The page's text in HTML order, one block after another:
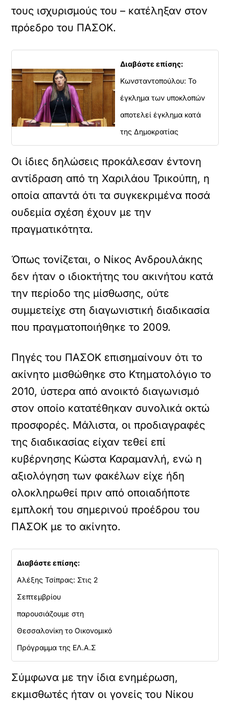
τους ισχυρισμούς του – κατέληξαν στον
πρόεδρο του ΠΑΣΟΚ.
Διαβάστε επίσης:
Κωνσταντοπούλου: Το
έγκλημα των υποκλοπών
αποτελεί έγκλημα κατά
της Δημοκρατίας
Οι ίδιες δηλώσεις προκάλεσαν έντονη
αντίδραση από τη Χαριλάου Τρικούπη, η
οποία απαντά ότι τα συγκεκριμένα ποσά
ουδεμία σχέση έχουν με την
πραγματικότητα.
Όπως τονίζεται, ο Νίκος Ανδρουλάκης
δεν ήταν ο ιδιοκτήτης του ακινήτου κατά
την περίοδο της μίσθωσης, ούτε
συμμετείχε στη διαγωνιστική διαδικασία
που πραγματοποιήθηκε το 2009.
Πηγές του ΠΑΣΟΚ επισημαίνουν ότι το
ακίνητο μισθώθηκε στο Κτηματολόγιο το
2010, ύστερα από ανοικτό διαγωνισμό
στον οποίο κατατέθηκαν συνολικά οκτώ
προσφορές. Μάλιστα, οι προδιαγραφές
της διαδικασίας είχαν τεθεί επί
κυβέρνησης Κώστα Καραμανλή, ενώ η
αξιολόγηση των φακέλων είχε ήδη
ολοκληρωθεί πριν από οποιαδήποτε
εμπλοκή του σημερινού προέδρου του
ΠΑΣΟΚ με το ακίνητο.
Διαβάστε επίσης:
Αλέξης Τσίπρας: Στις 2
Σεπτεμβρίου
παρουσιάζουμε στη
Θεσσαλονίκη το Οικονομικό
Πρόγραμμα της ΕΛ.Α.Σ
Σύμφωνα με την ίδια ενημέρωση,
εκμισθωτές ήταν οι γονείς του Νίκου